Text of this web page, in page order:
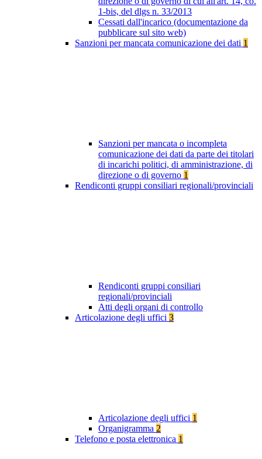
1-bis, del dlgs n. 33/2013
Cessati dall'incarico (documentazione da
pubblicare sul sito web)
Sanzioni per mancata comunicazione dei dati 1
Sanzioni per mancata o incompleta
comunicazione dei dati da parte dei titolari
di incarichi politici, di amministrazione, di
direzione o di governo 1
Rendiconti gruppi consiliari regionali/provinciali
Rendiconti gruppi consiliari
regionali/provinciali
Atti degli organi di controllo
Articolazione degli uffici 3
Articolazione degli uffici 1
Organigramma 2
Telefono e posta elettronica 1